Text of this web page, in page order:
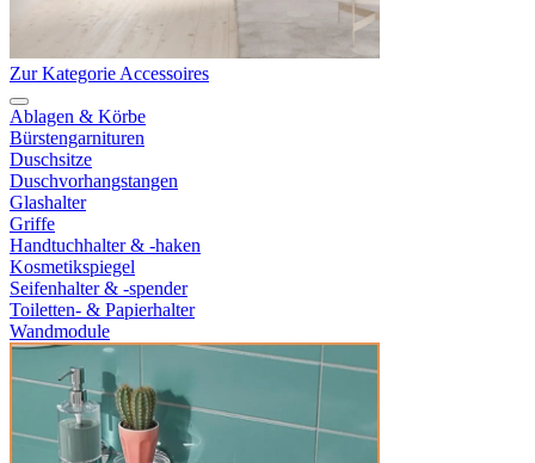
Zur Kategorie Accessoires
Ablagen & Körbe
Bürstengarnituren
Duschsitze
Duschvorhangstangen
Glashalter
Griffe
Handtuchhalter & -haken
Kosmetikspiegel
Seifenhalter & -spender
Toiletten- & Papierhalter
Wandmodule